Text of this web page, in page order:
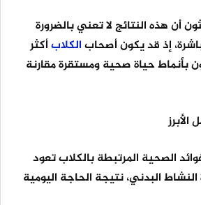
أن هذه النتائج لا تعني بالضرورة
إذ قد يكون أصحابالكلابأكثر
بأنماط حياة صحية ومستقرة مقارنة
الصحية المرتبطة بالكلاب تعود
البدني، نتيجة الحاجة اليومية